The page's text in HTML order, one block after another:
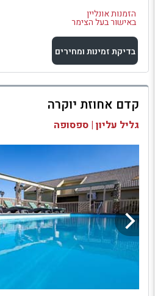
הזמנות אונליין
באישור בעל הצימר
בדיקת זמינות ומחירים
למתחם זה
בדיקת זמינות ומחירים
קדם אחוזת יוקרה
גליל עליון | ספסופה